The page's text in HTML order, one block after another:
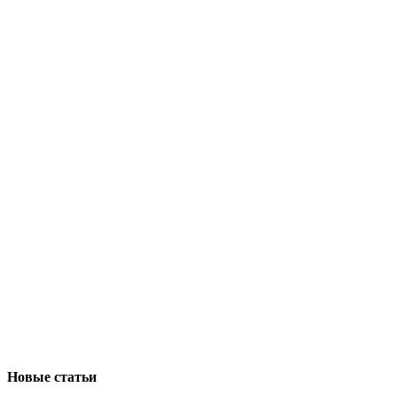
Новые статьи